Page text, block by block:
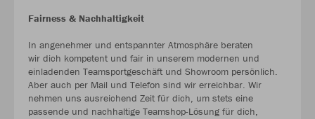
Fairness & Nachhaltigkeit
In angenehmer und entspannter Atmosphäre beraten
wir dich kompetent und fair in unserem modernen und
einladenden Teamsportgeschäft und Showroom persönlich.
Aber auch per Mail und Telefon sind wir erreichbar. Wir
nehmen uns ausreichend Zeit für dich, um stets eine
passende und nachhaltige Teamshop-Lösung für dich,